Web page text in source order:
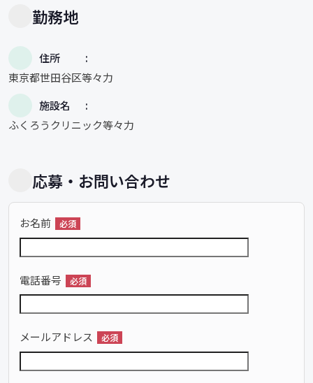
勤務地
住所
東京都世田谷区等々力
施設名
ふくろうクリニック等々力
応募・お問い合わせ
お名前 必須
電話番号 必須
メールアドレス 必須